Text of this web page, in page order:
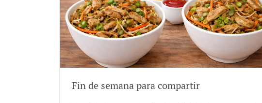
Fin de semana para compartir